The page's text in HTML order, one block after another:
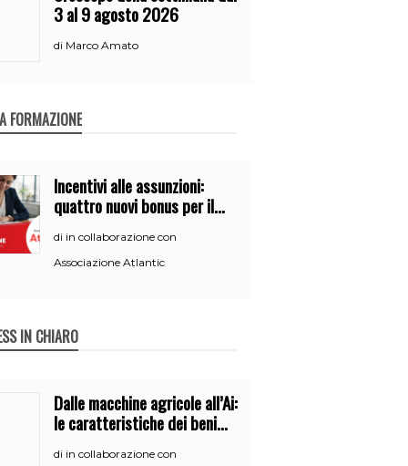
3 al 9 agosto 2026
di Marco Amato
FORMAZIONE
Incentivi alle assunzioni:
quattro nuovi bonus per il
di in collaborazione con
Associazione Atlantic
IN CHIARO
Dalle macchine agricole all’Ai:
le caratteristiche dei beni
di in collaborazione con